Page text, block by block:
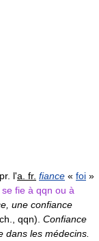
l'a. fr. fiance « foi »
fie à qqn ou à
une confiance
qqn). Confiance
dans les médecins.